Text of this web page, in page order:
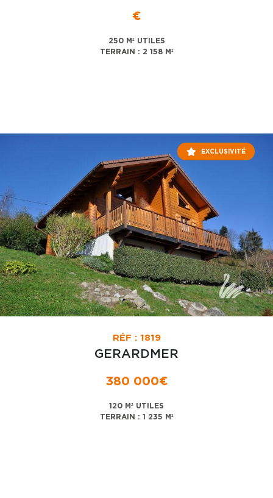
€
250 M² UTILES
TERRAIN : 2 158 M²
EXCLUSIVITÉ
RÉF : 1819
GERARDMER
380 000€
120 M² UTILES
TERRAIN : 1 235 M²